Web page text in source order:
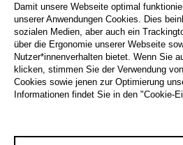
Alle Spielstätten
Alle Merkmale
Damit unsere Webseite optimal
unserer Anwendungen Cookies. Dies
sozialen Medien, aber auch ein
über die Ergonomie unserer Webseite
Nutzer*innenverhalten bietet. Wenn Sie
klicken, stimmen Sie der Verwendung
Cookies sowie jenen zur Optimierung
Informationen findet Sie in den "Cookie-